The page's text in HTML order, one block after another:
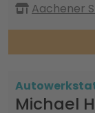
Aachener
Michael